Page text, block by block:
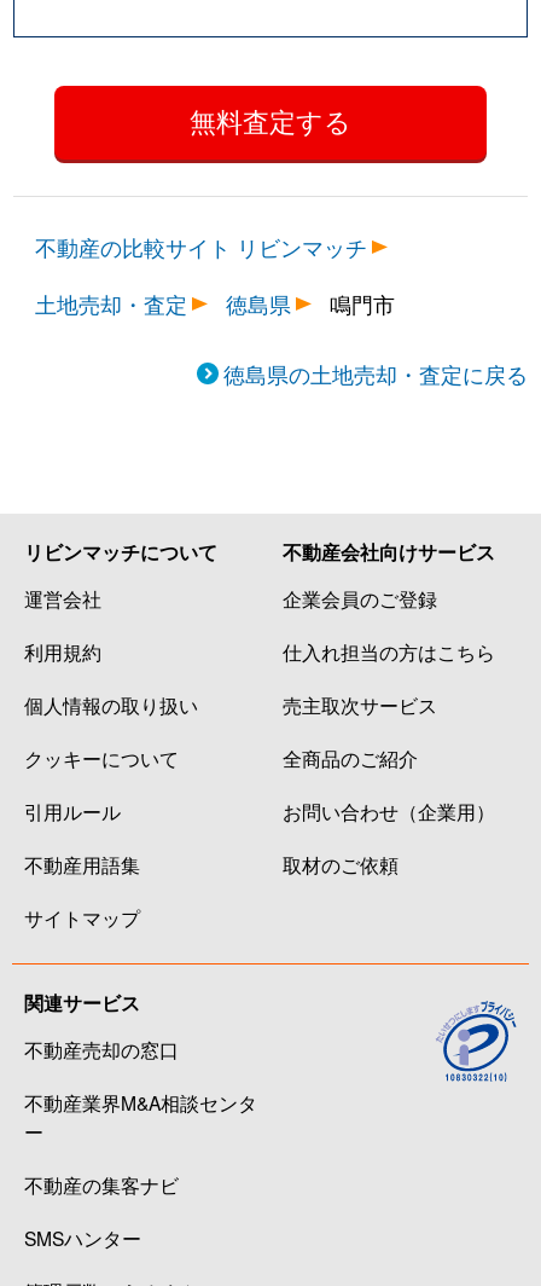
不動産の比較サイト リビンマッチ
土地売却・査定
徳島県 鳴門市
徳島県の土地売却・査定に戻る
リビンマッチについて
運営会社
利用規約
個人情報の取り扱い
クッキーについて
引用ルール
不動産用語集
サイトマップ
不動産会社向けサービス
企業会員のご登録
仕入れ担当の方はこちら
売主取次サービス
全商品のご紹介
お問い合わせ（企業用）
取材のご依頼
関連サービス
不動産売却の窓口
不動産業界M&A相談センタ
ー
不動産の集客ナビ
SMSハンター